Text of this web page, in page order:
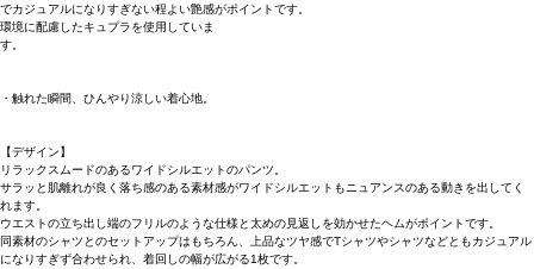
でカジュアルになりすぎない程よい艶感がポイントです。
環境に配慮したキュプラを使用していま
・触れた瞬間、ひんやり涼しい着心地。
【デザイン】
リラックスムードのあるワイドシルエットのパンツ。
サラッと肌離れが良く落ち感のある素材感がワイドシルエットもニュアンスのある動きを出してく
れます。
ウエストの立ち出し端のフリルのような仕様と太めの見返しを効かせたヘムがポイントです。
同素材のシャツとのセットアップはもちろん、上品なツヤ感でTシャツやシャツなどともカジュアル
になりすぎず合わせられ、着回しの幅が広がる1枚です。